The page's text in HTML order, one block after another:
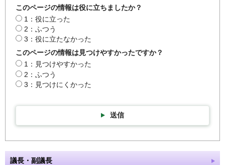
このページの情報は役に立ちましたか？
1：役に立った
2：ふつう
3：役に立たなかった
このページの情報は見つけやすかったですか？
1：見つけやすかった
2：ふつう
3：見つけにくかった
送信
議長・副議長